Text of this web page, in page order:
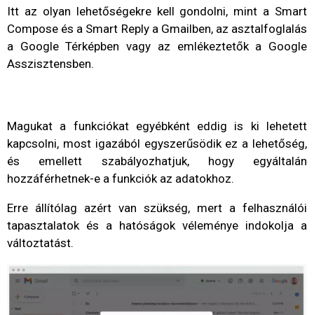
Itt az olyan lehetőségekre kell gondolni, mint a Smart
Compose és a Smart Reply a Gmailben, az asztalfoglalás
a Google Térképben vagy az emlékeztetők a Google
Asszisztensben.
Magukat a funkciókat egyébként eddig is ki lehetett
kapcsolni, most igazából egyszerűsödik ez a lehetőség,
és emellett szabályozhatjuk, hogy egyáltalán
hozzáférhetnek-e a funkciók az adatokhoz.
Erre állítólag azért van szükség, mert a felhasználói
tapasztalatok és a hatóságok véleménye indokolja a
változtatást.